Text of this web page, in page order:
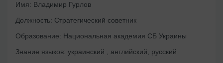
Имя: Владимир Гурлов
Должность: Стратегический советник
Образование: Национальная академия СБ Украины
Знание языков: украинский , английский, русский